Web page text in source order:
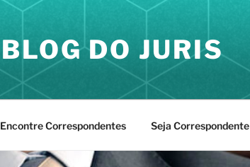
BLOG DO JURIS
Encontre Correspondentes Seja Correspondente